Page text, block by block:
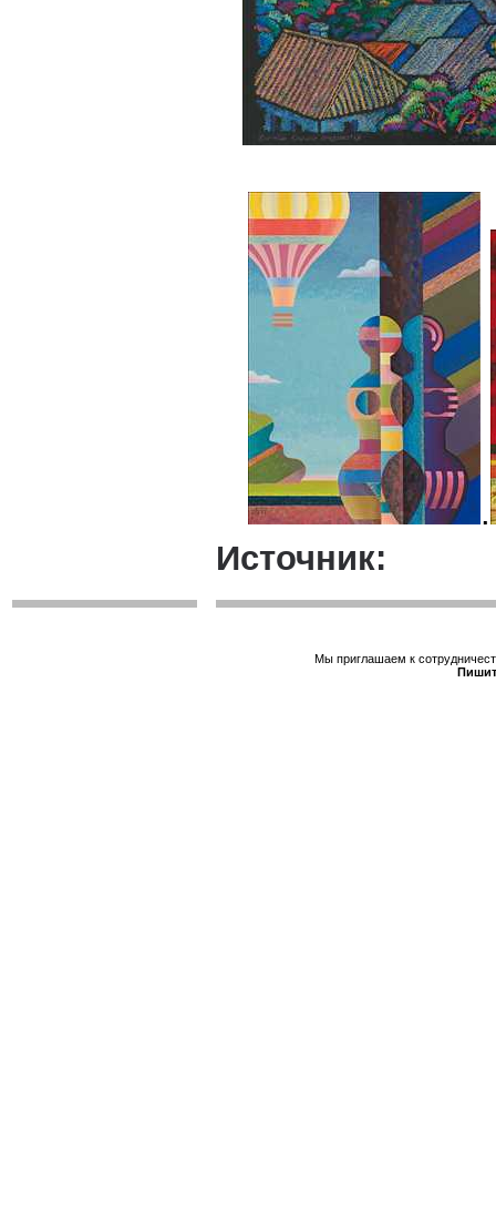
.
Источник:
Мы приглашаем к